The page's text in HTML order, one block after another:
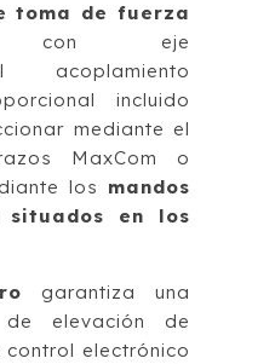
toma de fuerza
con eje
acoplamiento
incluido
mediante el
MaxCom o
los mandos
en los
garantiza una
de elevación de
control electrónico